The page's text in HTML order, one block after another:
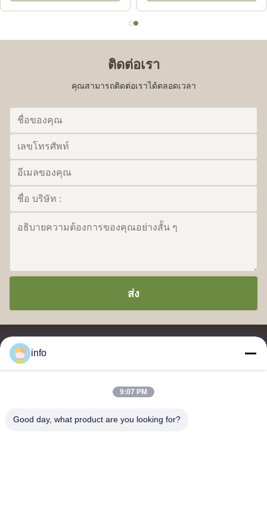
ติดต่อเรา
คุณสามารถติดต่อเราได้ตลอดเวลา
ส่ง
ลาไมน์ โมลด์ผสม, เมลาไมน์ โมลด์ปู๊ดกระจก, เมลาไมน์ เครื่องครัว,
info
9:07 PM
Good day, what product are you looking for?